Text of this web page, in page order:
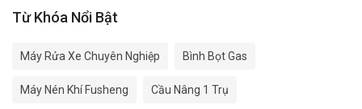
Từ Khóa Nổi Bật
Máy Rửa Xe Chuyên Nghiệp Bình Bọt Gas
Máy Nén Khí Fusheng Cầu Nâng 1 Trụ